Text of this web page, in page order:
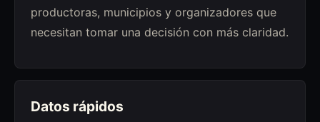
productoras, municipios y organizadores que
necesitan tomar una decisión con más claridad.
Datos rápidos